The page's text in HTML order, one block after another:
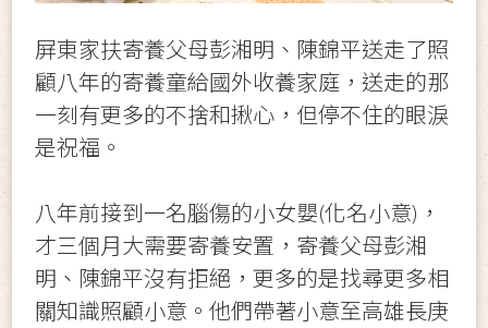
屏東家扶寄養父母彭湘明、陳錦平送走了照
顧八年的寄養童給國外收養家庭，送走的那
一刻有更多的不捨和揪心，但停不住的眼淚
是祝福。
八年前接到一名腦傷的小女嬰(化名小意)，
才三個月大需要寄養安置，寄養父母彭湘
明、陳錦平沒有拒絕，更多的是找尋更多相
關知識照顧小意。他們帶著小意至高雄長庚